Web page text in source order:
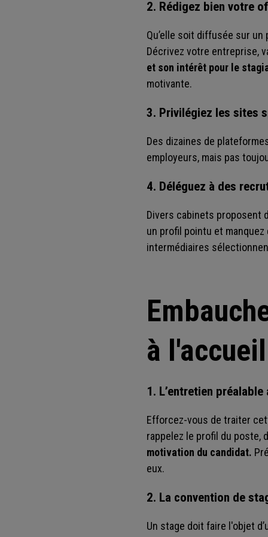
2. Rédigez bien votre
Qu’elle soit diffusée sur un
Décrivez votre entreprise,
et son intérêt pour le
motivante.
3. Privilégiez les sites
Des dizaines de
employeurs, mais pas
4. Déléguez à des
Divers cabinets proposent
un profil pointu et
intermédiaires
à
1. L’entretien préalable
Efforcez-vous de traiter
rappelez le profil du poste,
motivation du candidat.
eux.
2. La convention de
Un stage doit faire l'objet